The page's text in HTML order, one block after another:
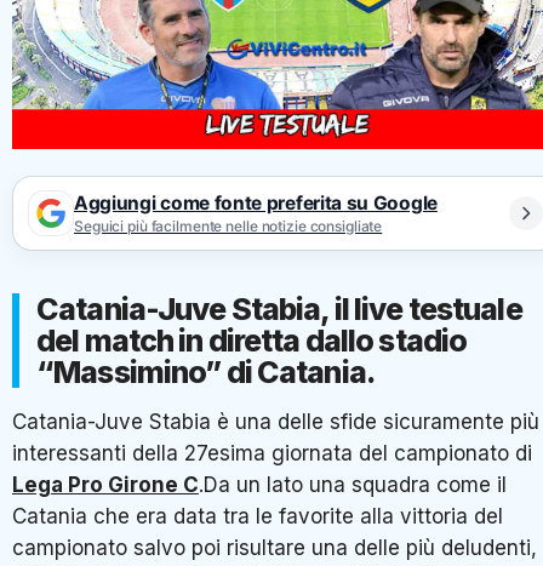
Aggiungi come fonte preferita su Google
Seguici più facilmente nelle notizie consigliate
Catania-Juve Stabia, il live testuale
del match in diretta dallo stadio
“Massimino” di Catania.
Catania-Juve Stabia è una delle sfide sicuramente più
interessanti della 27esima giornata del campionato di
Lega Pro Girone C.Da un lato una squadra come il
Catania che era data tra le favorite alla vittoria del
campionato salvo poi risultare una delle più deludenti,